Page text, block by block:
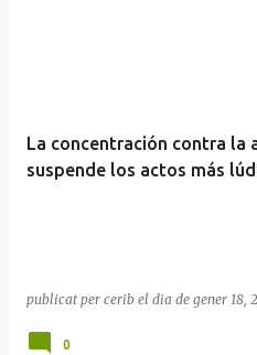
La concentración contra la
suspende los actos más
publicat per cerib el dia de gener 18,
0